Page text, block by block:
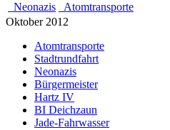
Neonazis
Atomtransporte
Oktober 2012
Atomtransporte
Stadtrundfahrt
Neonazis
Bürgermeister
Hartz IV
BI Deichzaun
Jade-Fahrwasser